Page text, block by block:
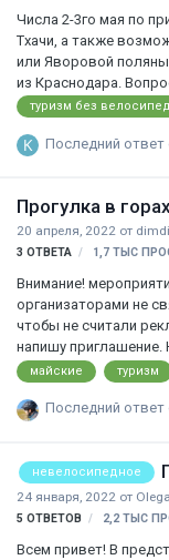
Числа 2-3го мая по
Тхачи, а также
или Яворовой
из Краснодара.
Последний ответ
туризм без
Прогулка в
20 апреля, 2022 от
3 ОТВЕТА 1,7 ТЫС
Внимание!
организаторами не
чтобы не считали рекламой. Раз вы решили
напишу приглашение. Необходимо 2+ человека для отдыха в горах
на 1-е майские или
рюкзаков, проживание в
питания 8000р с
мостовской район. Нас 2 человека желающих, но минимальная
группа …
Последний ответ
майские туризм
невелосипедное
24 января, 2022 от
5 ОТВЕТОВ 2,2 ТЫС
Всем привет! В предстоящие выходные предлагаю устроить